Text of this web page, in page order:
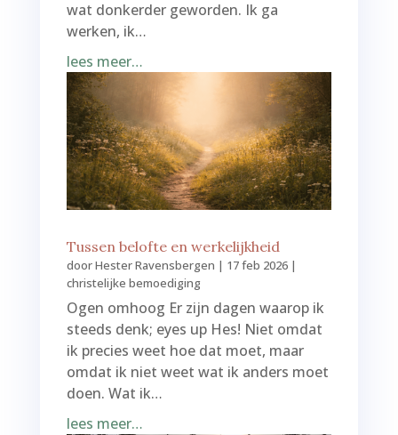
wat donkerder geworden. Ik ga
werken, ik…
lees meer…
Tussen belofte en werkelijkheid
doorHester Ravensbergen | 17 feb 2026|
christelijke bemoediging
Ogen omhoog Er zijn dagen waarop ik
steeds denk; eyes up Hes! Niet omdat
ik precies weet hoe dat moet, maar
omdat ik niet weet wat ik anders moet
doen. Wat ik…
lees meer…